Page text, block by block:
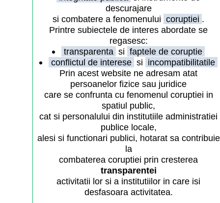
descurajare
si combatere a fenomenului coruptiei .
Printre subiectele de interes abordate se
regasesc:
transparenta si faptele de coruptie
conflictul de interese si incompatibilitatile
Prin acest website ne adresam atat
persoanelor fizice sau juridice
care se confrunta cu fenomenul coruptiei in
spatiul public,
cat si personalului din institutiile administratiei
publice locale,
alesi si functionari publici, hotarat sa contribuie
la
combaterea coruptiei prin cresterea
transparentei
activitatii lor si a institutiilor in care isi
desfasoara activitatea.